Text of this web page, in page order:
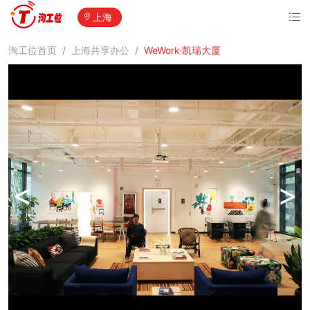
上海
淘工位首页 / 上海共享办公 / WeWork·凯瑞大厦
< >